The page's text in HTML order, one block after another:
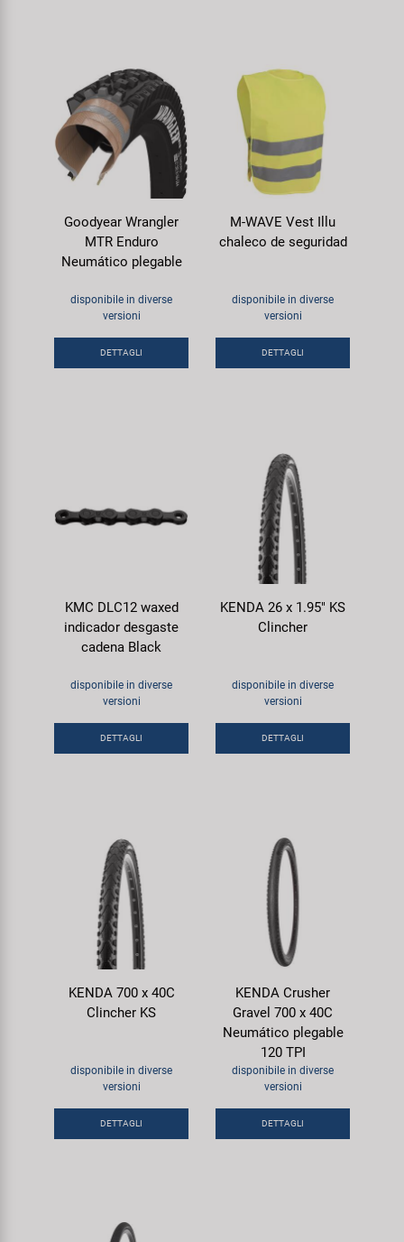
Goodyear Wrangler
MTR Enduro
Neumático plegable
disponibile in diverse
versioni
DETTAGLI
M-WAVE Vest Illu
chaleco de seguridad
disponibile in diverse
versioni
DETTAGLI
KMC DLC12 waxed
indicador desgaste
cadena Black
disponibile in diverse
versioni
DETTAGLI
KENDA 26 x 1.95" KS
Clincher
disponibile in diverse
versioni
DETTAGLI
KENDA 700 x 40C
Clincher KS
disponibile in diverse
versioni
DETTAGLI
KENDA Crusher
Gravel 700 x 40C
Neumático plegable
120 TPI
disponibile in diverse
versioni
DETTAGLI